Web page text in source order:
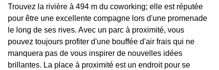
Trouvez la rivière à 494 m du coworking; elle est réputée
pour être une excellente compagne lors d'une promenade
le long de ses rives. Avec un parc à proximité, vous
pouvez toujours profiter d'une bouffée d'air frais qui ne
manquera pas de vous inspirer de nouvelles idées
brillantes. La place à proximité est un endroit pour se